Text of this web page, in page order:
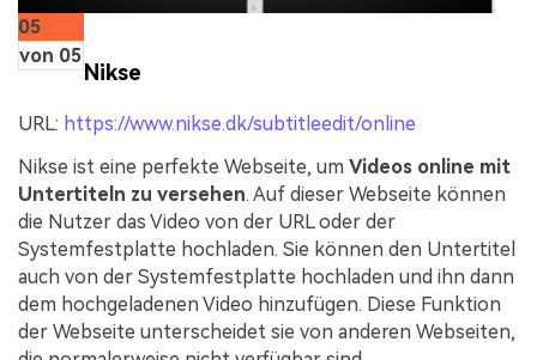
05
von 05
Nikse
URL: https://www.nikse.dk/subtitleedit/online
Nikse ist eine perfekte Webseite, um Videos online mit
Untertiteln zu versehen. Auf dieser Webseite können
die Nutzer das Video von der URL oder der
Systemfestplatte hochladen. Sie können den Untertitel
auch von der Systemfestplatte hochladen und ihn dann
dem hochgeladenen Video hinzufügen. Diese Funktion
der Webseite unterscheidet sie von anderen Webseiten,